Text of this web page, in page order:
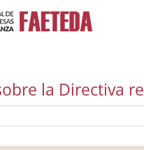
la Directiva